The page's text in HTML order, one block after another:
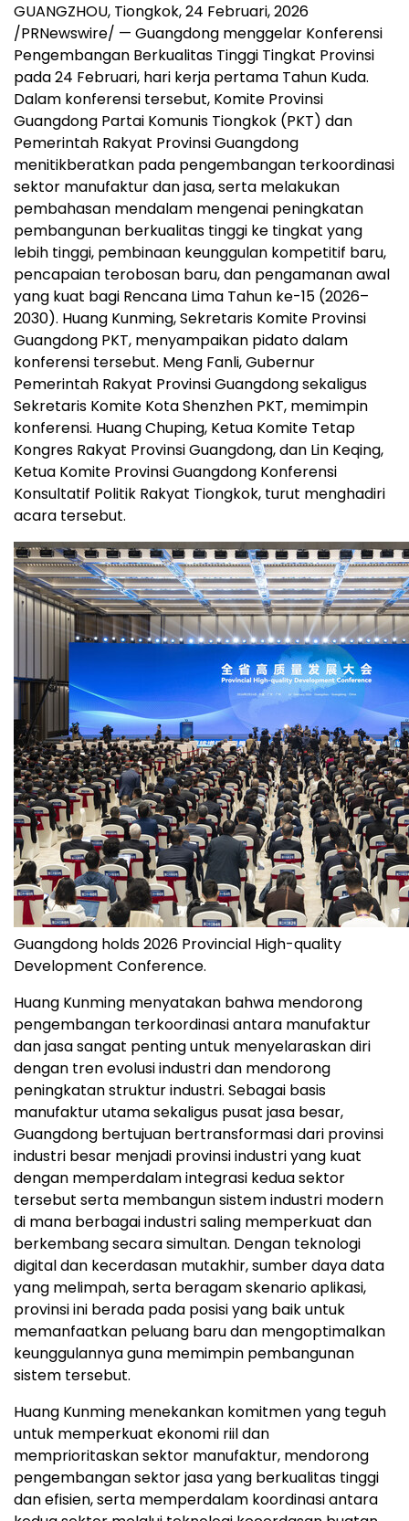
GUANGZHOU, Tiongkok,24 Februari, 2026
/PRNewswire/ — Guangdong menggelar Konferensi
Pengembangan Berkualitas Tinggi Tingkat Provinsi
pada 24 Februari, hari kerja pertama Tahun Kuda.
Dalam konferensi tersebut, Komite Provinsi
Guangdong Partai Komunis Tiongkok (PKT) dan
Pemerintah Rakyat Provinsi Guangdong
menitikberatkan pada pengembangan terkoordinasi
sektor manufaktur dan jasa, serta melakukan
pembahasan mendalam mengenai peningkatan
pembangunan berkualitas tinggi ke tingkat yang
lebih tinggi, pembinaan keunggulan kompetitif baru,
pencapaian terobosan baru, dan pengamanan awal
yang kuat bagi Rencana Lima Tahun ke-15 (2026–
2030). Huang Kunming, Sekretaris Komite Provinsi
Guangdong PKT, menyampaikan pidato dalam
konferensi tersebut. Meng Fanli, Gubernur
Pemerintah Rakyat Provinsi Guangdong sekaligus
Sekretaris Komite Kota Shenzhen PKT, memimpin
konferensi. Huang Chuping, Ketua Komite Tetap
Kongres Rakyat Provinsi Guangdong, dan Lin Keqing,
Ketua Komite Provinsi Guangdong Konferensi
Konsultatif Politik Rakyat Tiongkok, turut menghadiri
acara tersebut.
Guangdong holds 2026 Provincial High-quality
Development Conference.
Huang Kunming menyatakan bahwa mendorong
pengembangan terkoordinasi antara manufaktur
dan jasa sangat penting untuk menyelaraskan diri
dengan tren evolusi industri dan mendorong
peningkatan struktur industri. Sebagai basis
manufaktur utama sekaligus pusat jasa besar,
Guangdong bertujuan bertransformasi dari provinsi
industri besar menjadi provinsi industri yang kuat
dengan memperdalam integrasi kedua sektor
tersebut serta membangun sistem industri modern
di mana berbagai industri saling memperkuat dan
berkembang secara simultan. Dengan teknologi
digital dan kecerdasan mutakhir, sumber daya data
yang melimpah, serta beragam skenario aplikasi,
provinsi ini berada pada posisi yang baik untuk
memanfaatkan peluang baru dan mengoptimalkan
keunggulannya guna memimpin pembangunan
sistem tersebut.
Huang Kunming menekankan komitmen yang teguh
untuk memperkuat ekonomi riil dan
memprioritaskan sektor manufaktur, mendorong
pengembangan sektor jasa yang berkualitas tinggi
dan efisien, serta memperdalam koordinasi antara